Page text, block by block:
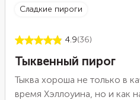
сладкие пироги
4.9(36)
Тыквенный пирог
Тыква хороша не только в
время Хэллоуина, но и как